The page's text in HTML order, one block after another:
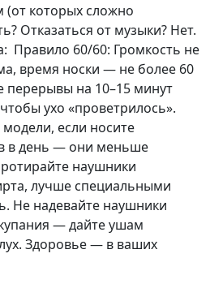
которых сложно
Отказаться от музыки? Нет.
Правило 60/60: Громкость не
время носки — не более 60
перерывы на 10–15 минут
ухо «проветрилось».
модели, если носите
в день — они меньше
наушники
лучше специальными
Не надевайте наушники
— дайте ушам
Здоровье — в ваших